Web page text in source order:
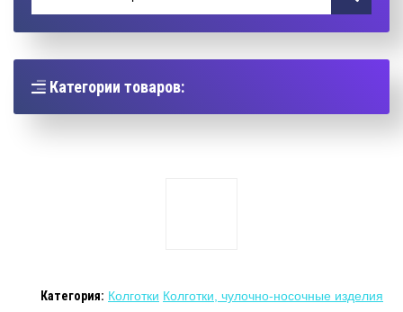
Категории товаров:
Категория: Колготки Колготки, чулочно-носочные изделия